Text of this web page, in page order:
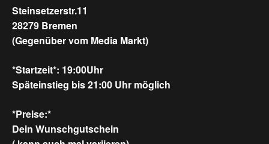
Steinsetzerstr.11
28279 Bremen
(Gegenüber vom Media Markt)
*Startzeit*: 19:00Uhr
Späteinstieg bis 21:00 Uhr möglich
*Preise:*
Dein Wunschgutschein